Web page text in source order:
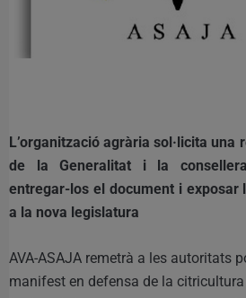
L’organització agrària sol·licita una
de la Generalitat i la
entregar-los el document i exposar
a la nova legislatura
AVA-ASAJA remetrà a les autoritats
manifest en defensa de la citricultura